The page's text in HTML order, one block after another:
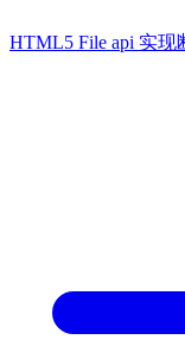
HTML5 File api 实现